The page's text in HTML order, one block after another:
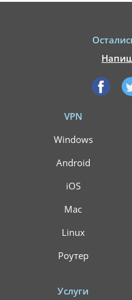
VPN
Windows
Android
iOS
Mac
Linux
Роутер
Услуги